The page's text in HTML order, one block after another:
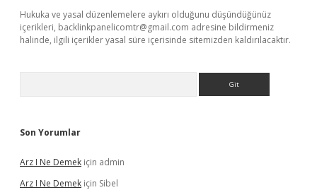
Hukuka ve yasal düzenlemelere aykırı olduğunu düşündüğünüz
içerikleri, backlinkpanelicomtr@gmail.com adresine bildirmeniz
halinde, ilgili içerikler yasal süre içerisinde sitemizden kaldırılacaktır.
Son Yorumlar
Arz I Ne Demek için admin
Arz I Ne Demek için Sibel